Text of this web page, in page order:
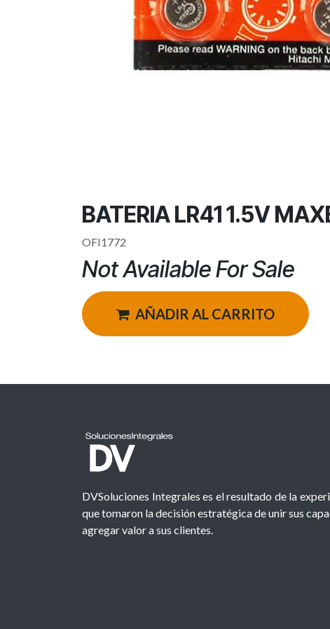
BATERIA LR41 1.5V
OFI1772
Not Available For Sale
AÑADIR AL CARRITO
DVSoluciones Integrales es el resultado de la
que tomaron la decisión estratégica de unir sus
agregar valor a sus clientes.